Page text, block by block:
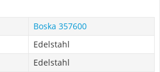
Boska 357600
Edelstahl
Edelstahl